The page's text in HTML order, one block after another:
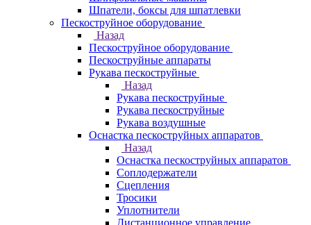
Шпатели, боксы для шпатлевки
Пескоструйное оборудование
Назад
Пескоструйное оборудование
Пескоструйные аппараты
Рукава пескоструйные
Назад
Рукава пескоструйные
Рукава пескоструйные
Рукава воздушные
Оснастка пескоструйных аппаратов
Назад
Оснастка пескоструйных аппаратов
Соплодержатели
Сцепления
Тросики
Уплотнители
Дистанционное управление